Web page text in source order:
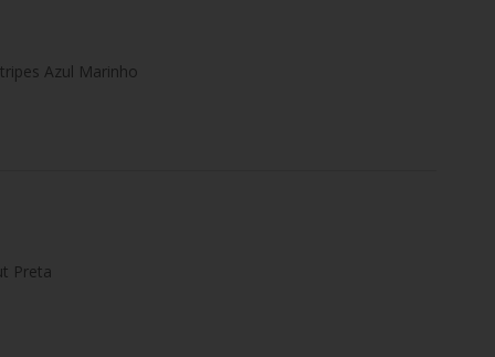
Azul Marinho
Preta